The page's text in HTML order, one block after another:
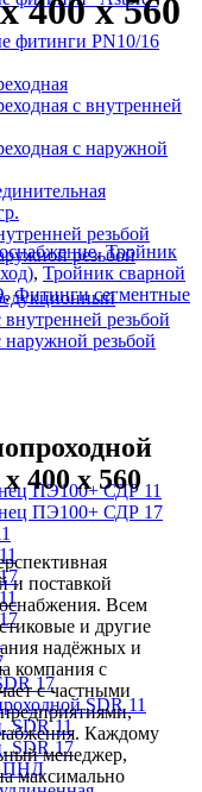
фитинги PN10/16
с внутренней
с наружной
резьбой
резьбой
резьбой
резьбой
ПЭ100+ СДР 11
ПЭ100+ СДР 17
17
SDR 11
SDR 11
SDR 17
ПНД
400 х 560
, Тройник
, Тройник сварной
, Фитинги сегментные
400 х 560
и поставкой
Всем
и другие
надёжных и
компания с
с частными
Каждому
менеджер,
максимально